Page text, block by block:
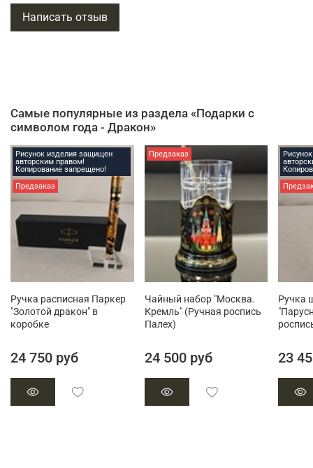
Написать отзыв
Самые популярные из раздела «Подарки с
символом года - Дракон»
Рисунок изделия защищен
авторским правом!
Копирование запрещено!
Предзаказ
Ручка расписная Паркер
"Золотой дракон" в
коробке
24 750 руб
Предзаказ
Чайный набор "Москва.
Кремль" (Ручная роспись
Палех)
24 500 руб
Ручка
23